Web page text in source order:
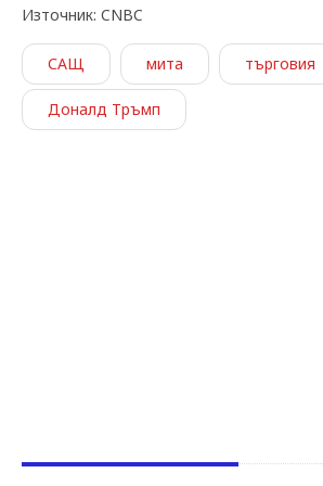
Източник: CNBC
САЩ мита търговия
Доналд Тръмп